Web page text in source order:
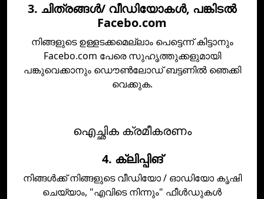
3. ചിത്രങ്ങള്‍/ വീഡിയോകള്‍, പങ്കിടല്‍
Facebo.com
നിങ്ങളുടെ ഉള്ളടക്കമെല്ലാം പെട്ടെന്ന് കിട്ടാനും
Facebo.com പേരെ സുഹൃത്തുക്കളുമായി
പങ്കുവെക്കാനും ഡൌണ്‍ലോഡ് ബട്ടണില്‍ ഞെക്കി
വെക്കുക.
ഐച്ഛിക ക്രമീകരണം
4. ക്ലിപ്പിങ്
നിങ്ങള്‍ക്ക് നിങ്ങളുടെ വീഡിയോ / ഓഡിയോ കൃഷി
ചെയ്യാം, "എവിടെ നിന്നും" ഫീള്‍ഡുകള്‍